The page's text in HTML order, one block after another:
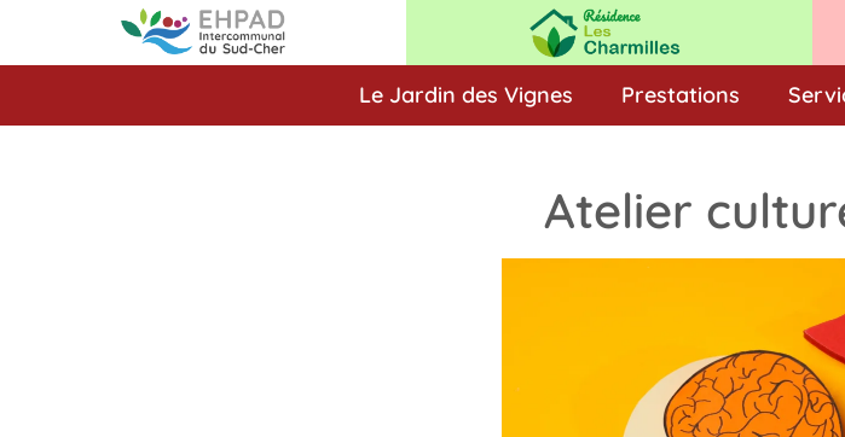
Le Jardin des Vignes Prestations
Atelier